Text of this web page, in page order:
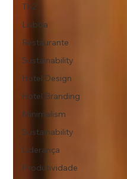
Th2
Lisboa
Restaurante
Sustainability
Hotel Design
Hotel Branding
Minimalism
Sustainability
Liderança
Produtividade